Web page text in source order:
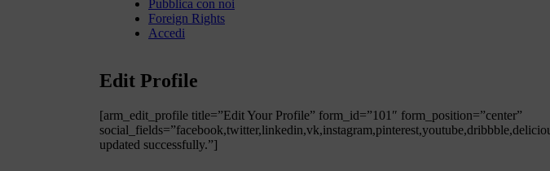
Pubblica con noi
Foreign Rights
Accedi
Edit Profile
[arm_edit_profile title=”Edit Your Profile” form_id=”101″ form_position=”center”
updated successfully.”]